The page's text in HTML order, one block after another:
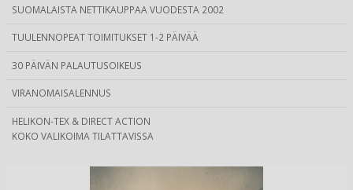
SUOMALAISTA NETTIKAUPPAA VUODESTA 2002
TUULENNOPEAT TOIMITUKSET 1-2 PÄIVÄÄ
30 PÄIVÄN PALAUTUSOIKEUS
VIRANOMAISALENNUS
HELIKON-TEX & DIRECT ACTION
KOKO VALIKOIMA TILATTAVISSA